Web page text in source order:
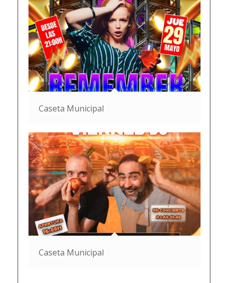
Caseta Municipal
Caseta Municipal